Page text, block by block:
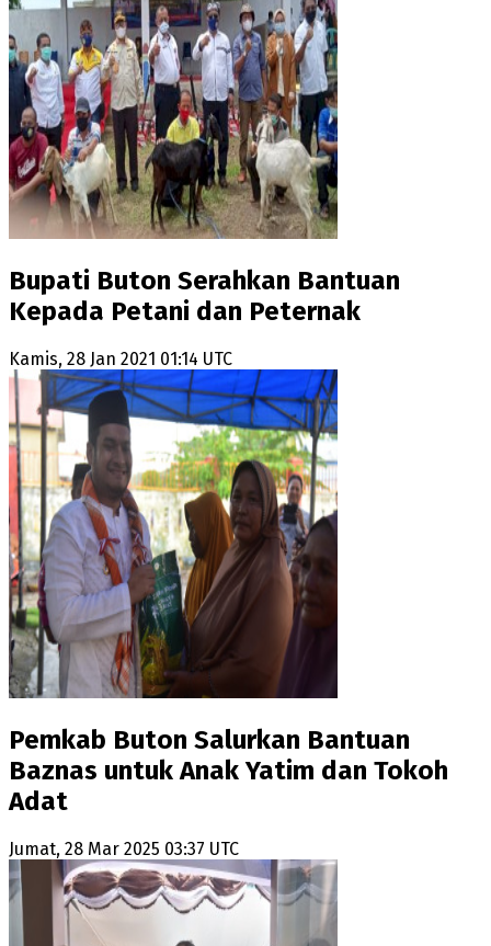
Bupati Buton Serahkan Bantuan
Kepada Petani dan Peternak
Kamis, 28 Jan 2021 01:14 UTC
Pemkab Buton Salurkan Bantuan
Baznas untuk Anak Yatim dan Tokoh
Adat
Jumat, 28 Mar 2025 03:37 UTC